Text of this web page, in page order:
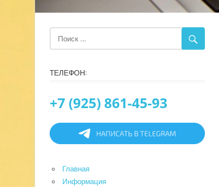
ТЕЛЕФОН:
+7 (925) 861-45-93
Главная
Информация